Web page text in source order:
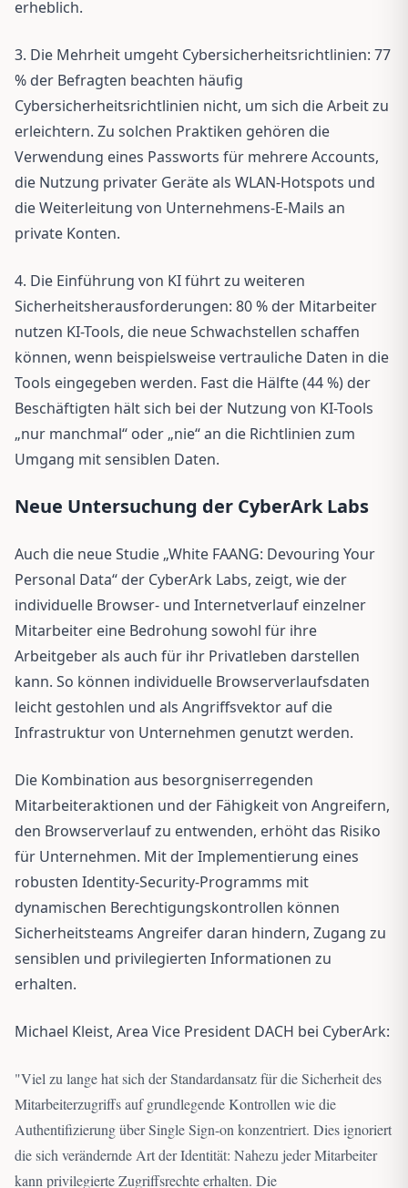
erheblich.
3. Die Mehrheit umgeht Cybersicherheitsrichtlinien: 77
% der Befragten beachten häufig
Cybersicherheitsrichtlinien nicht, um sich die Arbeit zu
erleichtern. Zu solchen Praktiken gehören die
Verwendung eines Passworts für mehrere Accounts,
die Nutzung privater Geräte als WLAN-Hotspots und
die Weiterleitung von Unternehmens-E-Mails an
private Konten.
4. Die Einführung von KI führt zu weiteren
Sicherheitsherausforderungen: 80 % der Mitarbeiter
nutzen KI-Tools, die neue Schwachstellen schaffen
können, wenn beispielsweise vertrauliche Daten in die
Tools eingegeben werden. Fast die Hälfte (44 %) der
Beschäftigten hält sich bei der Nutzung von KI-Tools
„nur manchmal“ oder „nie“ an die Richtlinien zum
Umgang mit sensiblen Daten.
Neue Untersuchung der CyberArk Labs
Auch die neue Studie „White FAANG: Devouring Your
Personal Data“ der CyberArk Labs, zeigt, wie der
individuelle Browser- und Internetverlauf einzelner
Mitarbeiter eine Bedrohung sowohl für ihre
Arbeitgeber als auch für ihr Privatleben darstellen
kann. So können individuelle Browserverlaufsdaten
leicht gestohlen und als Angriffsvektor auf die
Infrastruktur von Unternehmen genutzt werden.
Die Kombination aus besorgniserregenden
Mitarbeiteraktionen und der Fähigkeit von Angreifern,
den Browserverlauf zu entwenden, erhöht das Risiko
für Unternehmen. Mit der Implementierung eines
robusten Identity-Security-Programms mit
dynamischen Berechtigungskontrollen können
Sicherheitsteams Angreifer daran hindern, Zugang zu
sensiblen und privilegierten Informationen zu
erhalten.
Michael Kleist, Area Vice President DACH bei CyberArk:
"Viel zu lange hat sich der Standardansatz für die Sicherheit des
Mitarbeiterzugriffs auf grundlegende Kontrollen wie die
Authentifizierung über Single Sign-on konzentriert. Dies ignoriert
die sich verändernde Art der Identität: Nahezu jeder Mitarbeiter
kann privilegierte Zugriffsrechte erhalten. Die